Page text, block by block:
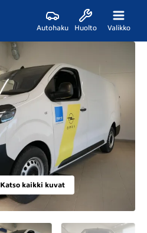
Autohaku Huolto Valikko
Katso kaikki kuvat